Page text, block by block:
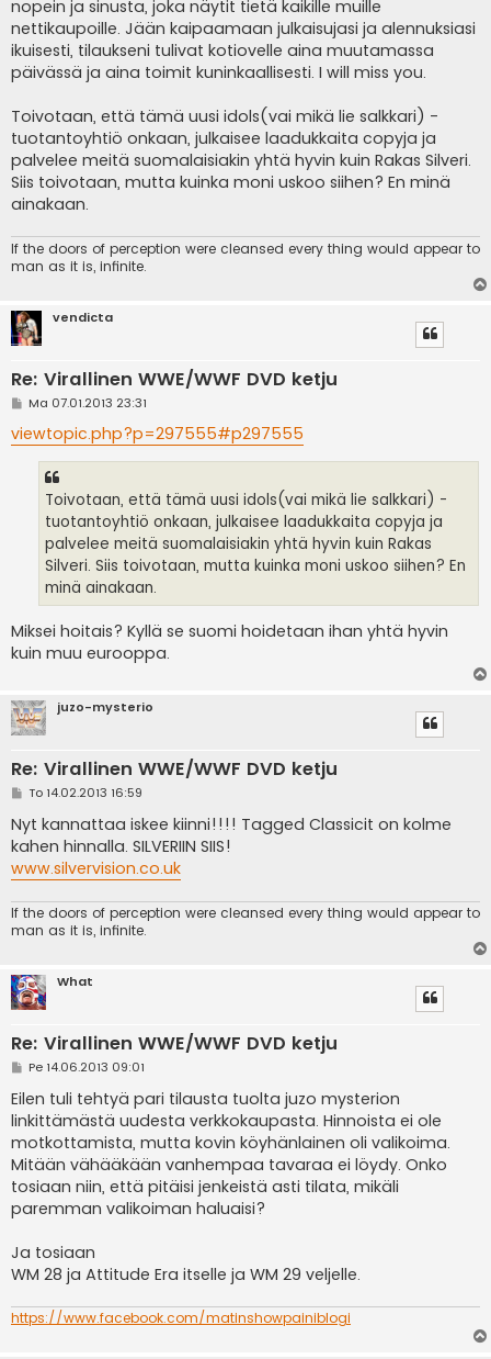
nopein ja sinusta, joka näytit tietä kaikille muille
nettikaupoille. Jään kaipaamaan julkaisujasi ja alennuksiasi
ikuisesti, tilaukseni tulivat kotiovelle aina muutamassa
päivässä ja aina toimit kuninkaallisesti. I will miss you.
Toivotaan, että tämä uusi idols(vai mikä lie salkkari) -
tuotantoyhtiö onkaan, julkaisee laadukkaita copyja ja
palvelee meitä suomalaisiakin yhtä hyvin kuin Rakas Silveri.
Siis toivotaan, mutta kuinka moni uskoo siihen? En minä
ainakaan.
If the doors of perception were cleansed every thing would appear to
man as it is, infinite.
vendicta
Re: Virallinen WWE/WWF DVD ketju
V
e
s
Ma 07.01.2013 23:31
viewtopic.php?p=297555#p297555
Toivotaan, että tämä uusi idols(vai mikä lie salkkari) -
tuotantoyhtiö onkaan, julkaisee laadukkaita copyja ja
palvelee meitä suomalaisiakin yhtä hyvin kuin Rakas
Silveri. Siis toivotaan, mutta kuinka moni uskoo siihen? En
minä ainakaan.
Miksei hoitais? Kyllä se suomi hoidetaan ihan yhtä hyvin
kuin muu eurooppa.
juzo-mysterio
Re: Virallinen WWE/WWF DVD ketju
V
e
s
t
i
To 14.02.2013 16:59
Nyt kannattaa iskee kiinni!!!! Tagged Classicit on kolme
kahen hinnalla. SILVERIIN SIIS!
www.silvervision.co.uk
If the doors of perception were cleansed every thing would appear to
man as it is, infinite.
What
Re: Virallinen WWE/WWF DVD ketju
V
e
s
t
i
Pe 14.06.2013 09:01
Eilen tuli tehtyä pari tilausta tuolta juzo mysterion
linkittämästä uudesta verkkokaupasta. Hinnoista ei ole
motkottamista, mutta kovin köyhänlainen oli valikoima.
Mitään vähääkään vanhempaa tavaraa ei löydy. Onko
tosiaan niin, että pitäisi jenkeistä asti tilata, mikäli
paremman valikoiman haluaisi?
Ja tosiaan
WM 28 ja Attitude Era itselle ja WM 29 veljelle.
https://www.facebook.com/matinshowpainiblogi